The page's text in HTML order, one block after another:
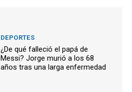
DEPORTES
¿De qué falleció el papá de
Messi? Jorge murió a los 68
años tras una larga enfermedad